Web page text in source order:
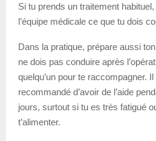
Si tu prends un traitement
l’équipe médicale ce que tu dois
Dans la pratique, prépare aussi
ne dois pas conduire après
quelqu’un pour te raccompagner.
recommandé d’avoir de l’aide
jours, surtout si tu es très fatigué
t’alimenter.